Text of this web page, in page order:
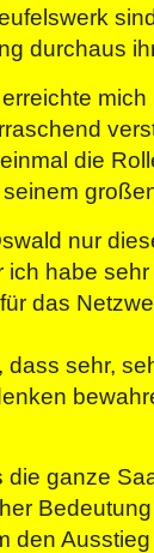
durchaus
die
seinem
nur
ich habe
das
dass sehr,
die ganze
den